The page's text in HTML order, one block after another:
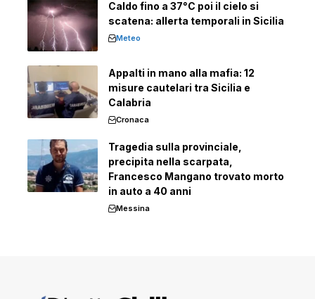
Caldo fino a 37°C poi il cielo si
scatena: allerta temporali in Sicilia
Meteo
Appalti in mano alla mafia: 12
misure cautelari tra Sicilia e
Calabria
Cronaca
Tragedia sulla provinciale,
precipita nella scarpata,
Francesco Mangano trovato morto
in auto a 40 anni
Messina